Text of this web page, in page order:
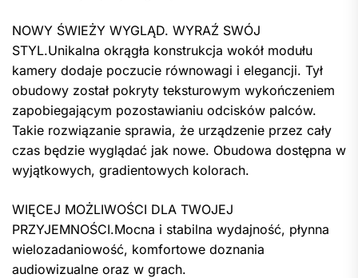
NOWY ŚWIEŻY WYGLĄD. WYRAŹ SWÓJ
STYL.Unikalna okrągła konstrukcja wokół modułu
kamery dodaje poczucie równowagi i elegancji. Tył
obudowy został pokryty teksturowym wykończeniem
zapobiegającym pozostawianiu odcisków palców.
Takie rozwiązanie sprawia, że ​​urządzenie przez cały
czas będzie wyglądać jak nowe. Obudowa dostępna w
wyjątkowych, gradientowych kolorach.
WIĘCEJ MOŻLIWOŚCI DLA TWOJEJ
PRZYJEMNOŚCI.Mocna i stabilna wydajność, płynna
wielozadaniowość, komfortowe doznania
audiowizualne oraz w grach.